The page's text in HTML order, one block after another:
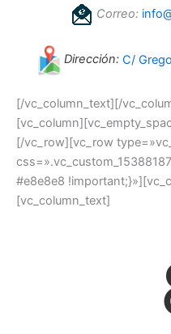
Correo:
Dirección: C/
[/vc_column_text][/
[/vc_row][vc_row
#e8e8e8
[vc_column_text]